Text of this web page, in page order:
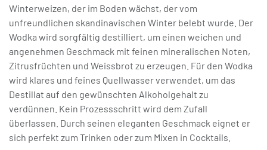
Winterweizen, der im Boden wächst, der vom
unfreundlichen skandinavischen Winter belebt wurde. Der
Wodka wird sorgfältig destilliert, um einen weichen und
angenehmen Geschmack mit feinen mineralischen Noten,
Zitrusfrüchten und Weissbrot zu erzeugen. Für den Wodka
wird klares und feines Quellwasser verwendet, um das
Destillat auf den gewünschten Alkoholgehalt zu
verdünnen. Kein Prozessschritt wird dem Zufall
überlassen. Durch seinen eleganten Geschmack eignet er
sich perfekt zum Trinken oder zum Mixen in Cocktails.